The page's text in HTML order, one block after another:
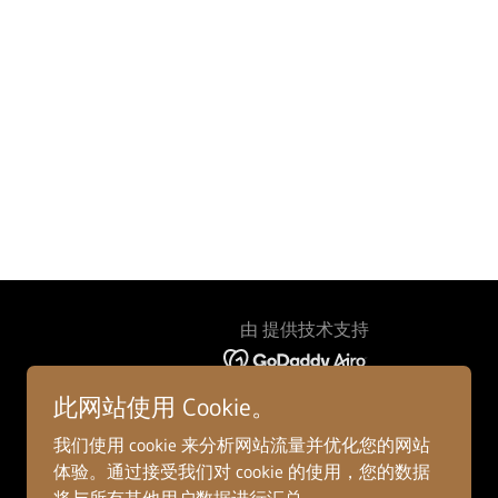
由 提供技术支持
此网站使用 Cookie。
我们使用 cookie 来分析网站流量并优化您的网站
体验。通过接受我们对 cookie 的使用，您的数据